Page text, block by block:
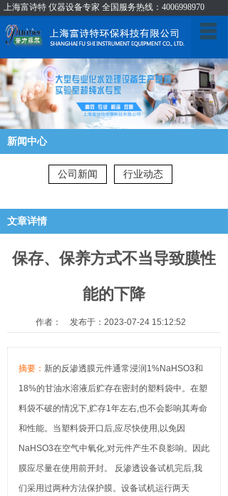
上海富诗特 仪器设备专家 全国服务热线：4006998970
首页
关于我们
产品展示
新闻中心
成功案例
人才招聘
联系我们
新闻中心
公司新闻 行业动态
文章详情
保存、保养方式不当导致膜性
能的下降
作者： 发布于：2023-07-24 15:12:52
摘要： 新的反渗透膜元件通常浸润1%NaHSO3和
18%的甘油水溶液后贮存在密封的塑料袋中。在塑
料袋不破的情况下,贮存1年左右,也不会影响其寿命
和性能。当塑料袋开口后,应尽快使用,以免因
NaHSO3在空气中氧化,对元件产生不良影响。因此
膜应尽量在使用前开封。 反渗透设备试机完后,我
们采用过两种方法保护膜。设备试机运行两天